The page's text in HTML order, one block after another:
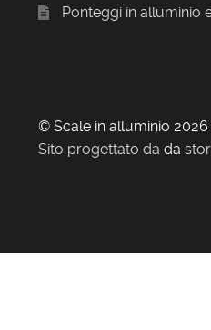
Ponteggi in alluminio
© Scale in alluminio 2026
Sito progettato da da